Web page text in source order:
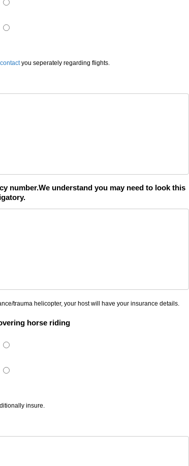
contactyou seperately regarding flights.
number.We understand you may need to look this
trauma helicopter, your host will have your insurance details.
horse riding
insure.